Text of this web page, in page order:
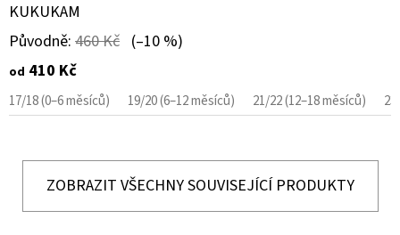
KUKUKAM
Původně: 460 Kč (–10 %)
od 410 Kč
17/18 (0–6 měsíců) 19/20 (6–12 měsíců) 21/22 (12–18 měsíců)
ZOBRAZIT VŠECHNY SOUVISEJÍCÍ PRODUKTY